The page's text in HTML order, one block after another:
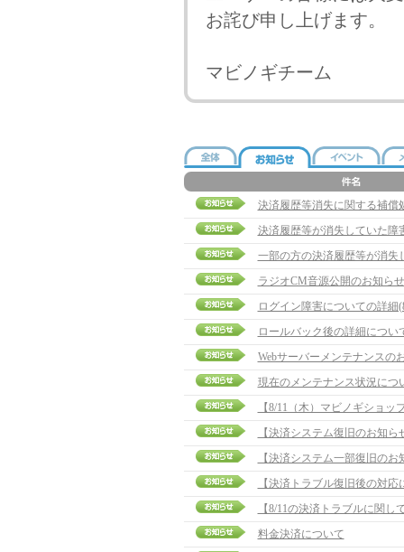
お詫び申し上げます。
マビノギチーム
決済履歴等消失に関する補償
決済履歴等が消失していた障
一部の方の決済履歴等が消失
ラジオCM音源公開のお知らせ
ログイン障害についての詳細
ロールバック後の詳細につい
Webサーバーメンテナンスの
現在のメンテナンス状況につ
【8/11（木）マビノギショ
【決済システム復旧のお知ら
【決済システム一部復旧のお
【決済トラブル復旧後の対応
【8/11の決済トラブルに関し
料金決済について